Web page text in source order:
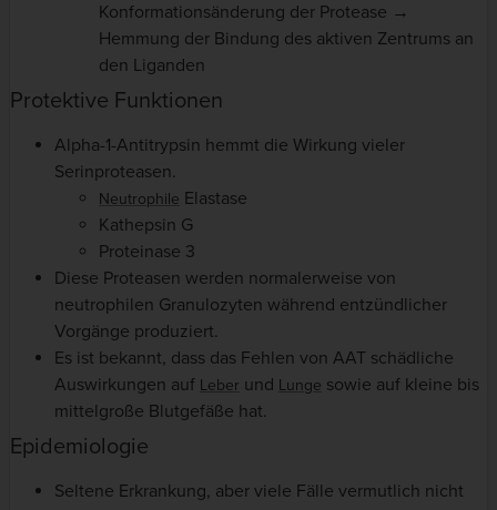
Konformationsänderung der Protease →
Hemmung der Bindung des aktiven Zentrums an
den Liganden
Protektive Funktionen
Alpha-1-Antitrypsin hemmt die Wirkung vieler
Serinproteasen.
Neutrophile Elastase
Kathepsin G
Proteinase 3
Diese Proteasen werden normalerweise von
neutrophilen Granulozyten während entzündlicher
Vorgänge produziert.
Es ist bekannt, dass das Fehlen von AAT schädliche
Auswirkungen auf Leber und Lunge sowie auf kleine bis
mittelgroße Blutgefäße hat.
Epidemiologie
Seltene Erkrankung, aber viele Fälle vermutlich nicht